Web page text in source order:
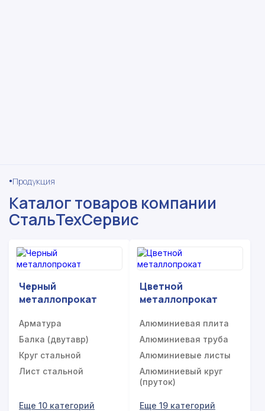
Продукция
Каталог товаров компании
СтальТехСервис
Черный
металлопрокат
Арматура
Балка (двутавр)
Круг стальной
Лист стальной
Еще 10 категорий
Цветной
металлопрокат
Алюминиевая плита
Алюминиевая труба
Алюминиевые листы
Алюминиевый круг
(пруток)
Еще 19 категорий